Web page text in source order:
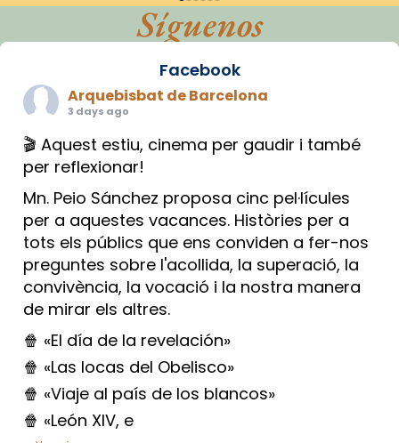
Síguenos
Facebook
Arquebisbat de Barcelona
3 days ago
🎬 Aquest estiu, cinema per gaudir i també
per reflexionar!
Mn. Peio Sánchez proposa cinc pel·lícules
per a aquestes vacances. Històries per a
tots els públics que ens conviden a fer-nos
preguntes sobre l'acollida, la superació, la
convivència, la vocació i la nostra manera
de mirar els altres.
🍿 «El día de la revelación»
🍿 «Las locas del Obelisco»
🍿 «Viaje al país de los blancos»
🍿 «León XIV, e